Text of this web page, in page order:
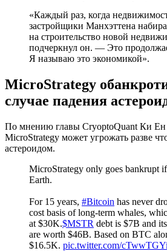
«Каждый раз, когда
застройщики Манхэттена
на строительство новой
подчеркнул он. — Это
Я называю это экономикой».
MicroStrategy
случае падения
По мнению главы CryoptoQuant Ки Ен
MicroStrategy может угрожать разве
астероидом.
MicroStrategy only goes bankrupt
Earth.
For 15 years, #Bitcoin has never
cost basis of long-term whales,
at $30K.$MSTR debt is $7B and its
are worth $46B. Based on BTC
$16.5K. pic.twitter.com/